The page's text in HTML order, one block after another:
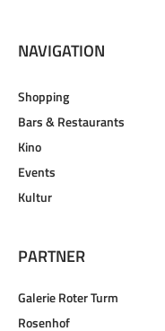
NAVIGATION
Shopping
Bars & Restaurants
Kino
Events
Kultur
PARTNER
Galerie Roter Turm
Rosenhof